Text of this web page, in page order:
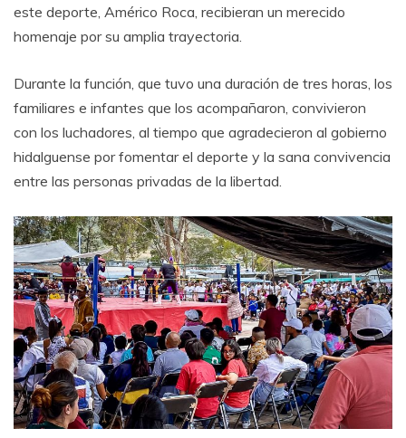
este deporte, Américo Roca, recibieran un merecido
homenaje por su amplia trayectoria.
Durante la función, que tuvo una duración de tres horas, los
familiares e infantes que los acompañaron, convivieron
con los luchadores, al tiempo que agradecieron al gobierno
hidalguense por fomentar el deporte y la sana convivencia
entre las personas privadas de la libertad.